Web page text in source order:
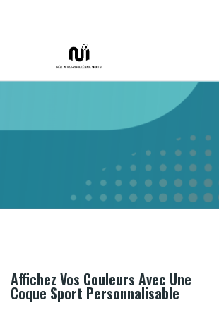
Affichez Vos Couleurs Avec Une
Coque Sport Personnalisable